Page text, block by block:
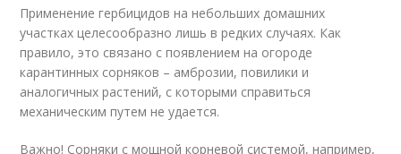
Применение гербицидов на небольших домашних
участках целесообразно лишь в редких случаях. Как
правило, это связано с появлением на огороде
карантинных сорняков – амброзии, повилики и
аналогичных растений, с которыми справиться
механическим путем не удается.
Важно! Сорняки с мощной корневой системой, например,